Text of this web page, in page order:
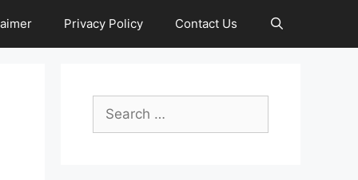
Privacy Policy Contact Us
Search
for: